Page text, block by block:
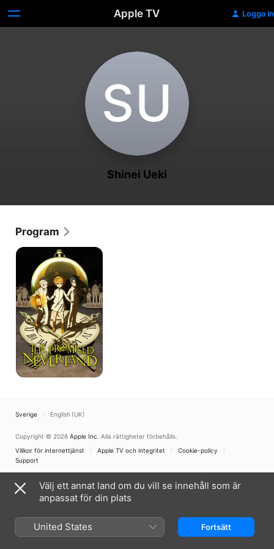
Apple TV Logga in
S‌U
Shinei Ueki
Program
The
Promised
Neverland
Sverige English (UK)
Copyright © 2026 Apple Inc. Alla rättigheter förbehålls.
Villkor för internettjänst
Apple TV och integritet
Cookie-policy
Support
Välj ett annat land om du vill se innehåll som är
anpassat för din plats
United States Fortsätt